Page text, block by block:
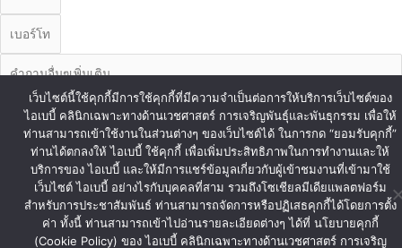
ส่งข้อมูล
© Copyright iBaby 2020. All Right Reserved.
เว็บไซต์นี้ใช้คุกกี้มีการใช้คุกกี้ที่มีความจำเป็นต่อการให้บริการเว็บไซต์ของ
ไอเบบี้ คลินิกเฉพาะทางด้านเวชศาสตร์ การเจริญพันธุ์และพันธุกรรม เพื่อให้
ท่านสามารถเข้าใช้งานในส่วนต่างๆ ของเว็บไซต์ได้ ในการกด “ยอมรับคุกกี้”
ท่านได้ตกลงให้ ไอเบบี้ ใช้คุกกี้ เพื่อเพิ่มประสิทธิภาพในการทำงานและให้
บริการของ ไอเบบี้ และให้มีการแชร์ข้อมูลเกี่ยวกับผู้เข้าชมงานที่เข้ามาใช้
เว็บไซต์ ไอเบบี้ อย่างไรกับบุคคลที่สาม รวมถึงโซเชียลมีเดียแพลตฟอร์ม
สำหรับการประชาสัมพันธ์ ท่านสามารถจัดการหรือปฏิเสธคุกกี้ได้โดยการตั้ง
ค่า ทั้งนี้ ท่านสามารถเข้าไปอ่านรายละเอียดต่างๆ ได้ที่ นโยบายคุกกี้
(Cookie Policy) ของ ไอเบบี้ คลินิกเฉพาะทางด้านเวชศาสตร์ การเจริญ